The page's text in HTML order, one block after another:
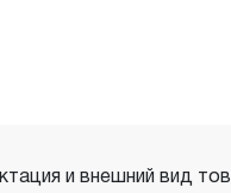
и внешний вид